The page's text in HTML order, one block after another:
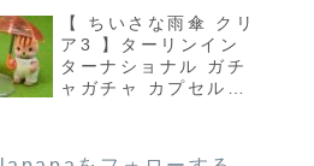
【 ちいさな雨傘 クリ
ア3 】ターリンイン
ターナショナル ガチ
ャガチャ カプセルト